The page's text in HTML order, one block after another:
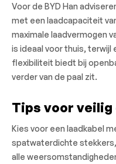
Voor de BYD Han
met een laadcapaciteit
maximale laadvermogen
is ideaal voor thuis, terwijl
flexibiliteit biedt bij
verder van de paal zit.
Tips voor
Kies voor een laadkabel
spatwaterdichte
alle